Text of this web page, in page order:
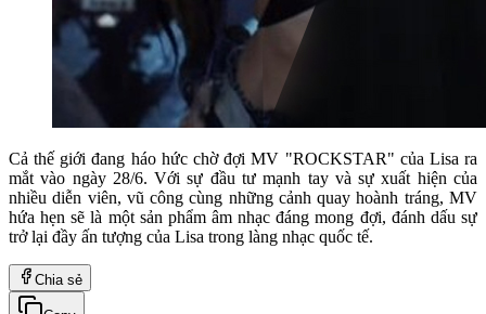
Cả thế giới đang háo hức chờ đợi MV "ROCKSTAR" của Lisa ra
mắt vào ngày 28/6. Với sự đầu tư mạnh tay và sự xuất hiện của
nhiều diễn viên, vũ công cùng những cảnh quay hoành tráng, MV
hứa hẹn sẽ là một sản phẩm âm nhạc đáng mong đợi, đánh dấu sự
trở lại đầy ấn tượng của Lisa trong làng nhạc quốc tế.
Chia sẻ